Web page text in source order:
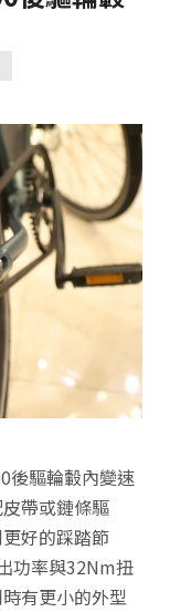
後驅輪轂內變速
帶或鏈條驅
好的踩踏節
功率與32Nm扭
有更小的外型